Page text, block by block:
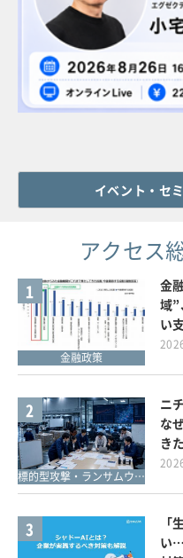
イベント・セ
アクセス
1
金融政策
金
域”
い
2
標的型攻撃・ランサムウェア対策
ニ
な
き
3
「
い